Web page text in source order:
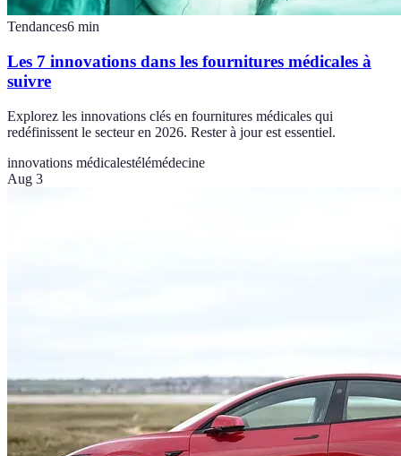
Tendances6 min
Les 7 innovations dans les fournitures médicales à
suivre
Explorez les innovations clés en fournitures médicales qui
redéfinissent le secteur en 2026. Rester à jour est essentiel.
innovations médicalestélémédecine
Aug 3